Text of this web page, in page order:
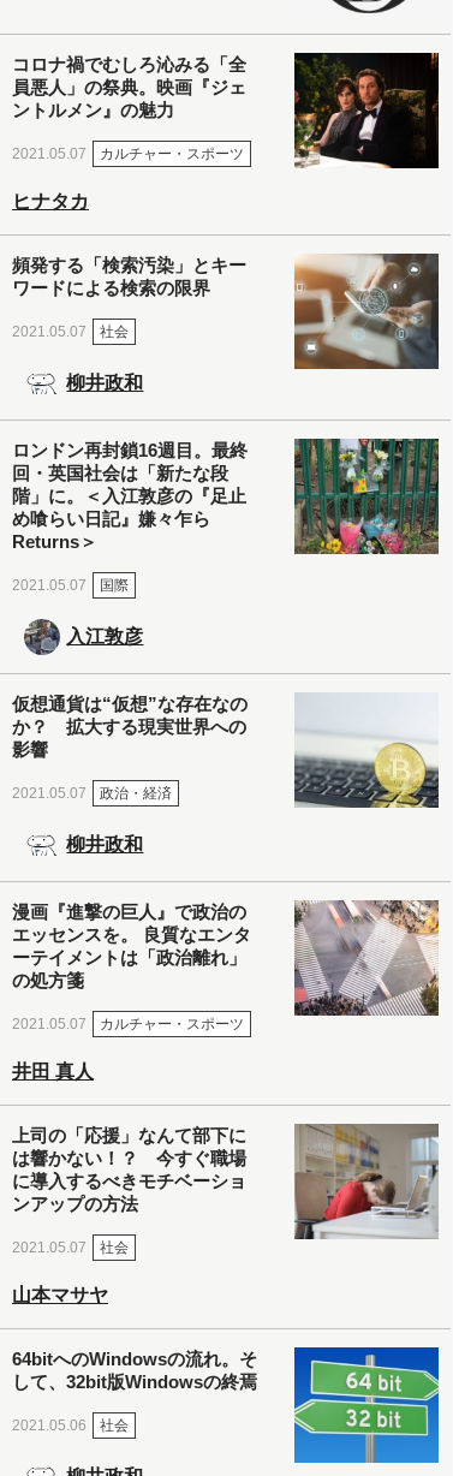
コロナ禍でむしろ沁みる「全
員悪人」の祭典。映画『ジェ
ントルメン』の魅力
2021.05.07 カルチャー・スポーツ
ヒナタカ
頻発する「検索汚染」とキー
ワードによる検索の限界
2021.05.07 社会
柳井政和
ロンドン再封鎖16週目。最終
回・英国社会は「新たな段
階」に。＜入江敦彦の『足止
め喰らい日記』嫌々乍ら
Returns＞
2021.05.07 国際
入江敦彦
仮想通貨は“仮想”な存在なの
か？ 拡大する現実世界への
影響
2021.05.07 政治・経済
柳井政和
漫画『進撃の巨人』で政治の
エッセンスを。 良質なエンタ
ーテイメントは「政治離れ」
の処方箋
2021.05.07 カルチャー・スポーツ
井田 真人
上司の「応援」なんて部下に
は響かない！？ 今すぐ職場
に導入するべきモチベーショ
ンアップの方法
2021.05.07 社会
山本マサヤ
64bitへのWindowsの流れ。そ
して、32bit版Windowsの終焉
2021.05.06 社会